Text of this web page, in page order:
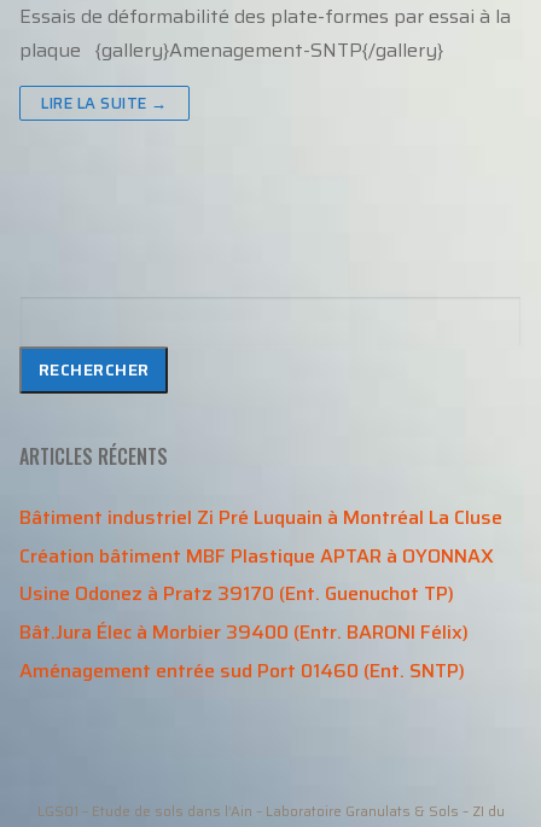
Essais de déformabilité des plate-formes par essai à la
plaque {gallery}Amenagement-SNTP{/gallery}
LIRE LA SUITE →
RECHERCHER
ARTICLES RÉCENTS
Bâtiment industriel Zi Pré Luquain à Montréal La Cluse
Création bâtiment MBF Plastique APTAR à OYONNAX
Usine Odonez à Pratz 39170 (Ent. Guenuchot TP)
Bât.Jura Élec à Morbier 39400 (Entr. BARONI Félix)
Aménagement entrée sud Port 01460 (Ent. SNTP)
LGS01 – Etude de sols dans l’Ain – Laboratoire Granulats & Sols – ZI du